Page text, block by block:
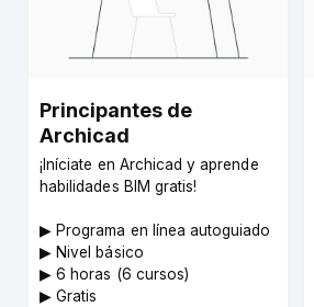
Principantes de
Archicad
¡Iníciate en Archicad y aprende
habilidades BIM gratis!
▶︎ Programa en línea autoguiado
▶︎ Nivel básico
▶︎ 6 horas (6 cursos)
▶︎ Gratis